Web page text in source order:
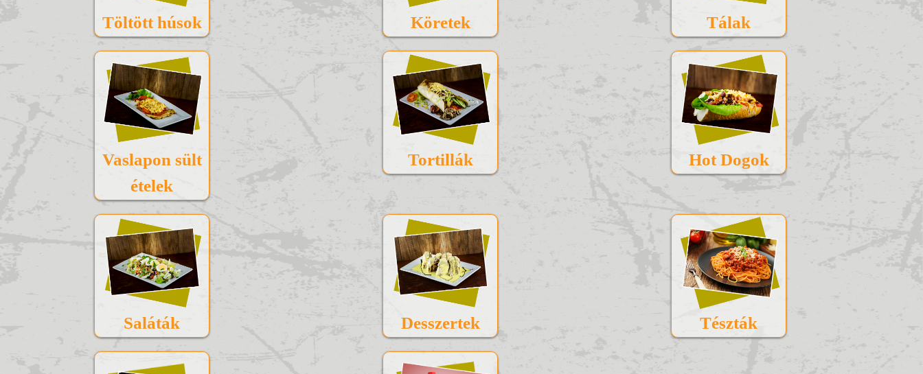
Töltött húsok Köretek Tálak
Vaslapon sült
ételek
Tortillák Hot Dogok
Saláták Desszertek Tészták